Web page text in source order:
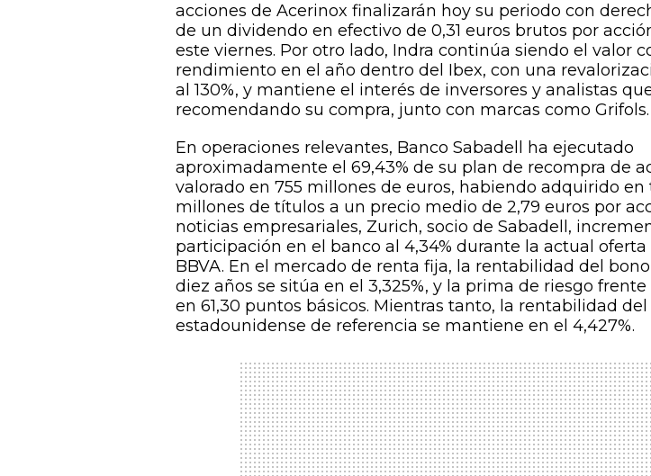
acciones de Acerinox finalizarán hoy su periodo con
de un dividendo en efectivo de 0,31 euros brutos por
este viernes. Por otro lado, Indra continúa siendo el valor
rendimiento en el año dentro del Ibex, con una
al 130%, y mantiene el interés de inversores y analistas
recomendando su compra, junto con marcas como Grifols.
En operaciones relevantes, Banco Sabadell ha ejecutado
aproximadamente el 69,43% de su plan de recompra de
valorado en 755 millones de euros, habiendo adquirido en
millones de títulos a un precio medio de 2,79 euros por
noticias empresariales, Zurich, socio de Sabadell,
participación en el banco al 4,34% durante la actual
BBVA. En el mercado de renta fija, la rentabilidad del
diez años se sitúa en el 3,325%, y la prima de riesgo
en 61,30 puntos básicos. Mientras tanto, la rentabilidad
estadounidense de referencia se mantiene en el 4,427%.